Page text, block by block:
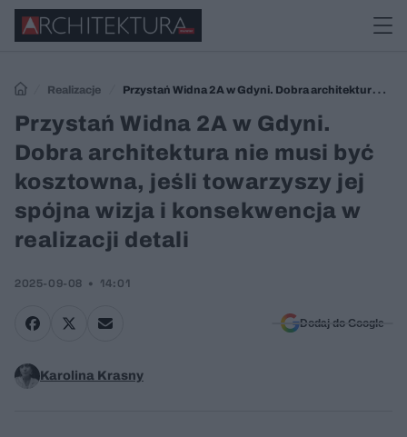
Realizacje
Przystań Widna 2A w Gdyni. Dobra architektura nie
musi być kosztowna, jeśli towarzyszy jej spójna wizja i konsekwencja w
realizacji detali
Przystań Widna 2A w Gdyni.
Dobra architektura nie musi być
kosztowna, jeśli towarzyszy jej
spójna wizja i konsekwencja w
realizacji detali
2025-09-08 14:01
Dodaj do Google
Karolina Krasny